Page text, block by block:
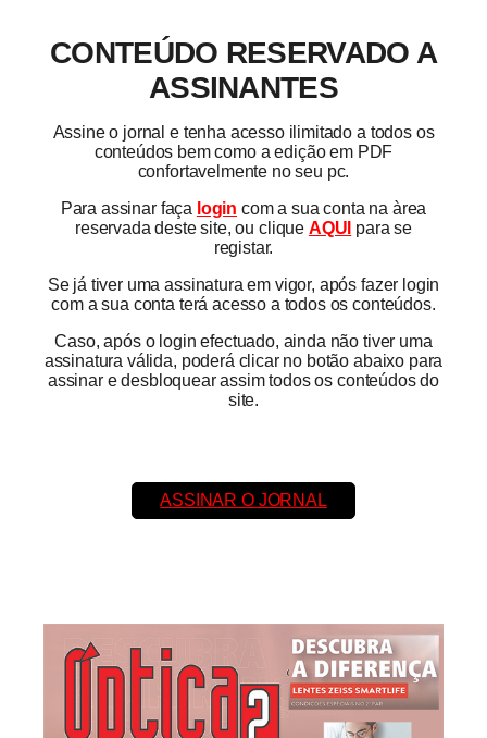
CONTEÚDO RESERVADO A
ASSINANTES
Assine o jornal e tenha acesso ilimitado a todos os
conteúdos bem como a edição em PDF
confortavelmente no seu pc.
Para assinar faça login com a sua conta na àrea
reservada deste site, ou clique AQUI para se
registar.
Se já tiver uma assinatura em vigor, após fazer login
com a sua conta terá acesso a todos os conteúdos.
Caso, após o login efectuado, ainda não tiver uma
assinatura válida, poderá clicar no botão abaixo para
assinar e desbloquear assim todos os conteúdos do
site.
ASSINAR O JORNAL